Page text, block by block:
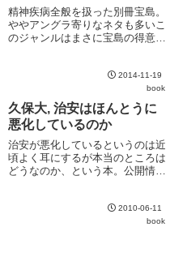
精神疾病全般を扱った別冊宝島。
ややアングラ寄りなネタも多いこ
のジャンルはまさに宝島の得意分
分を害する方もいると思われるの
2014-11-19
book
久保大, 治安はほんとうに
悪化しているのか
治安が悪化しているというのは近
頃よく耳にするが本当のところは
どうなのか、という本。公開情報
てくる。リテラシ本としても
2010-06-11
book